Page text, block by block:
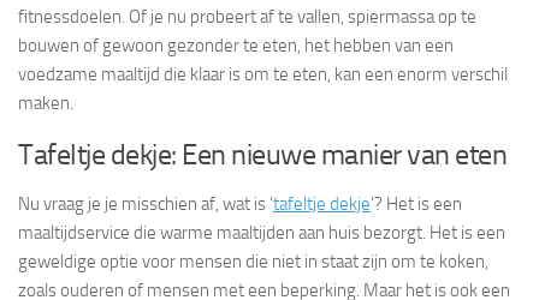
fitnessdoelen. Of je nu probeert af te vallen, spiermassa op te
bouwen of gewoon gezonder te eten, het hebben van een
voedzame maaltijd die klaar is om te eten, kan een enorm verschil
maken.
Tafeltje dekje: Een nieuwe manier van eten
Nu vraag je je misschien af, wat is ‘tafeltje dekje‘? Het is een
maaltijdservice die warme maaltijden aan huis bezorgt. Het is een
geweldige optie voor mensen die niet in staat zijn om te koken,
zoals ouderen of mensen met een beperking. Maar het is ook een